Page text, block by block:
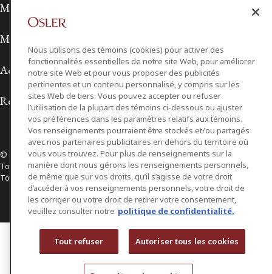
Modalités de prestation de services
Modalités d'utilisation
Accessibilité
Relations avec les médias
© 2026 Osler, Hoskin & Harcourt S.E.N.C.R.L./s.r.l.
Tous droits réservés
Toronto | Montréal | Calgary | Vancouver | Ottawa | New York
Nous utilisons des témoins (cookies) pour activer des
fonctionnalités essentielles de notre site Web, pour améliorer
notre site Web et pour vous proposer des publicités
pertinentes et un contenu personnalisé, y compris sur les
sites Web de tiers. Vous pouvez accepter ou refuser
l’utilisation de la plupart des témoins ci-dessous ou ajuster
vos préférences dans les paramètres relatifs aux témoins.
Vos renseignements pourraient être stockés et/ou partagés
avec nos partenaires publicitaires en dehors du territoire où
vous vous trouvez. Pour plus de renseignements sur la
manière dont nous gérons les renseignements personnels,
de même que sur vos droits, qu’il s’agisse de votre droit
d’accéder à vos renseignements personnels, votre droit de
les corriger ou votre droit de retirer votre consentement,
veuillez consulter notre politique de confidentialité.
Tout refuser Autoriser tous les cookies